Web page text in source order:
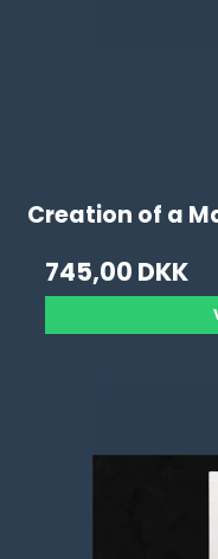
Creation of a
745,00 DKK